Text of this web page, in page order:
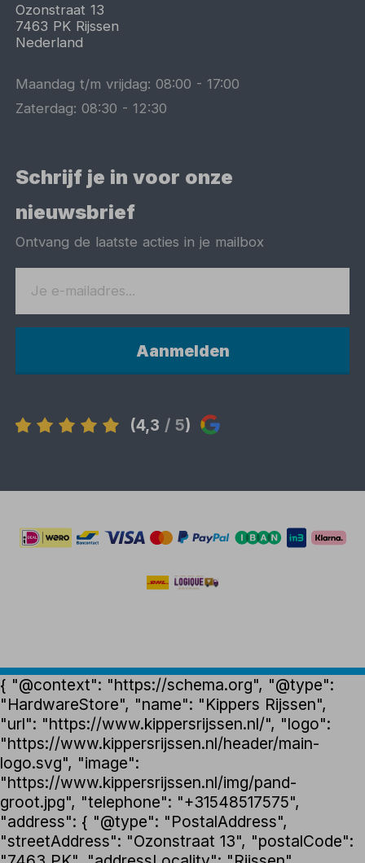
Ozonstraat 13
7463 PK Rijssen
Nederland
Maandag t/m vrijdag:08:00 -17:00
Zaterdag:08:30 -12:30
Schrijf je in voor onze
nieuwsbrief
Ontvang de laatste acties in je mailbox
Aanmelden
(4,3 / 5)
{ "@context": "https://schema.org", "@type":
"HardwareStore", "name": "Kippers Rijssen",
"url": "https://www.kippersrijssen.nl/", "logo":
"https://www.kippersrijssen.nl/header/main-
logo.svg", "image":
"https://www.kippersrijssen.nl/img/pand-
groot.jpg", "telephone": "+31548517575",
"address": { "@type": "PostalAddress",
"streetAddress": "Ozonstraat 13", "postalCode":